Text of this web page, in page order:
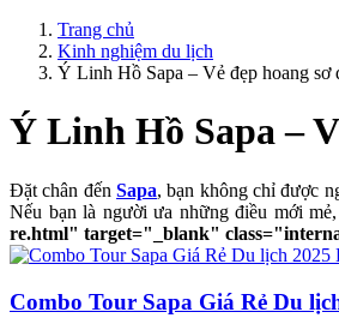
Trang chủ
Kinh nghiệm du lịch
Ý Linh Hồ Sapa – Vẻ đẹp hoang sơ
Ý Linh Hồ Sapa –
Đặt chân đếnSapa, bạn không chỉ được
Nếu bạn là người ưa những điều mới
re.html" target="_blank"
Combo Tour Sapa Giá Rẻ Du